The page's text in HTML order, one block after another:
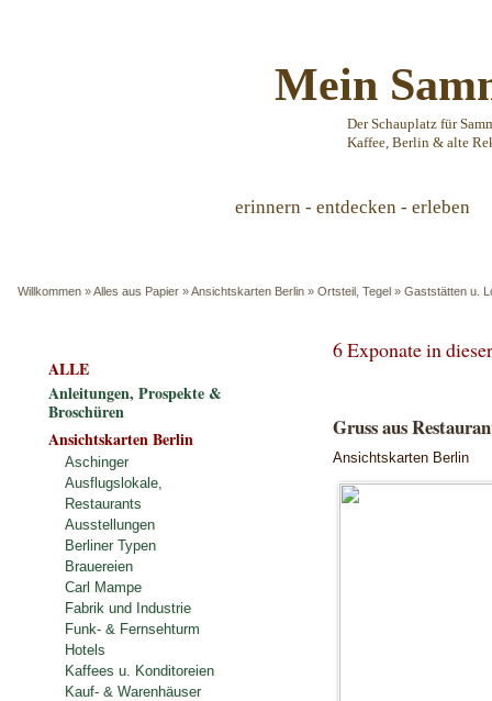
Mein
Der Schauplatz für
Kaffee, Berlin & alte
erinnern - entdecken - erleben
Willkommen »Alles aus Papier »Ansichtskarten Berlin » Ortsteil, Tegel » Gaststätten u.
6 Exponate in
Gruss aus
Ansichtskarten Berlin
ALLE
Anleitungen, Prospekte &
Broschüren
Ansichtskarten Berlin
Aschinger
Ausflugslokale,
Restaurants
Ausstellungen
Berliner Typen
Brauereien
Carl Mampe
Fabrik und Industrie
Funk- & Fernsehturm
Hotels
Kaffees u. Konditoreien
Kauf- & Warenhäuser